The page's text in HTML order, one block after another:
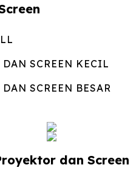
SCREEN KECIL
SCREEN BESAR
dan Screen